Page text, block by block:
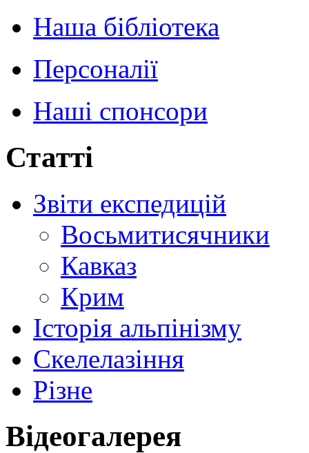
Наша бібліотека
Персоналії
Наші спонсори
Статті
Звіти експедицій
Восьмитисячники
Кавказ
Крим
Історія альпінізму
Скелелазіння
Різне
Відеогалерея